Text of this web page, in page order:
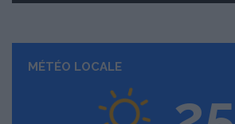
MÉTÉO LOCALE